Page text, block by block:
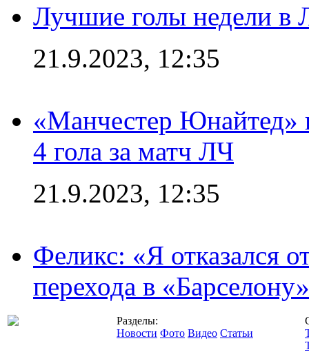
Лучшие голы недели в
21.9.2023, 12:35
«Манчестер Юнайтед»
4 гола за матч ЛЧ
21.9.2023, 12:35
Феликс: «Я отказался
перехода в «Барселону»
Разделы:
Новости Фото Видео Статьи